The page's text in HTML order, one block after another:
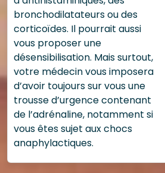
bronchodilatateurs ou des
corticoïdes. Il pourrait aussi
vous proposer une
désensibilisation. Mais surtout,
votre médecin vous imposera
d’avoir toujours sur vous une
trousse d’urgence contenant
de l’adrénaline, notamment si
vous êtes sujet aux chocs
anaphylactiques.